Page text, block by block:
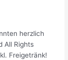
herzlich
All Rights
Freigetränk!